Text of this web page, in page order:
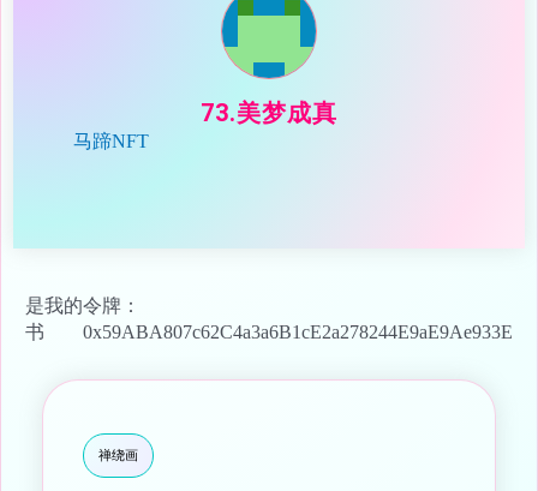
73.美梦成真
马蹄NFT
是我的
书
令牌：
0x59ABA807c62C4a3a6B1cE2a278244E9aE9Ae933E
禅绕画